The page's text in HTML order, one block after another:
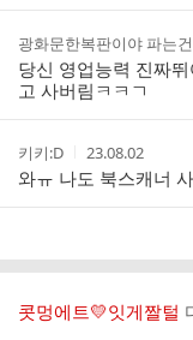
작
성
자
광화문한복판이야 파는
당신 영업능력 진짜
고 사버림ㅋㅋㄱ
작
성
자
키키:D
작
성
시
간
23.08.02
와ㅠ 나도 북스캐너
콧멍에트💛잇게짤털